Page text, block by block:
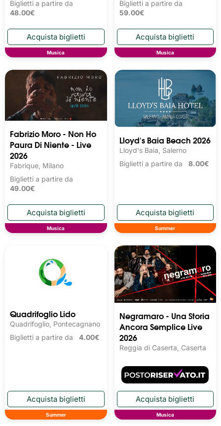
Biglietti a partire da
48.00€
Musica
Biglietti a partire da
59.00€
Musica
Fabrizio Moro - Non Ho
Paura Di Niente - Live
2026
Fabrique, Milano
Biglietti a partire da
49.00€
Musica
Lloyd's Baia Beach 2026
Lloyd's Baia, Salerno
Biglietti a partire da 8.00€
Summer
Quadrifoglio Lido
Quadrifoglio, Pontecagnano
Biglietti a partire da 4.00€
Summer
Negramaro - Una Storia
Ancora Semplice Live
2026
Reggia di Caserta, Caserta
Musica